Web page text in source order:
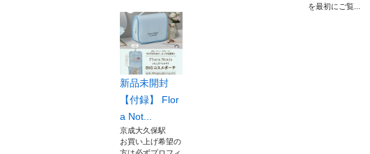
を最初にご覧...
新品未開封
【付録】 Flor
a Not...
京成大久保駅
お買い上げ希望の